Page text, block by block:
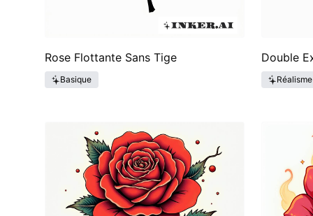
Rose Flottante Sans Tige
Basique
Double
Réalisme